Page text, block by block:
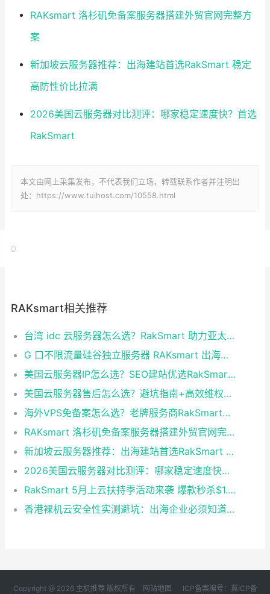
RAKsmart 洛杉矶免备案服务器搭建外贸官网完整方
案
新加坡云服务器推荐：出海建站首选RakSmart 稳定
高防性价比拉满
2026美国云服务器对比测评：哪家稳定速度快？首选
RakSmart
本文由网上采集发布，不代表我们立场，转载联系作者并注明出
处：https://www.tuihost.com/10558.html
0
RAKsmart相关推荐
台湾 idc 云服务器怎么选？RakSmart 助力亚太业务高效部署
G 口不限流量硅谷独立服务器 RAKsmart 出海业务实测
美国云服务器IP怎么选？SEO建站优选RakSmart洛杉矶CN2 GIA
美国云服务器售后怎么选？避坑指南+高效维权技巧
海外VPS免备案怎么选？老牌服务商RakSmart省心建站全攻略
RAKsmart 洛杉矶免备案服务器搭建外贸官网完整方案
新加坡云服务器推荐：出海建站首选RakSmart 稳定高防性价比拉满
2026美国云服务器对比测评：哪家稳定速度快？首选RakSmart
RakSmart 5月上云扶持季活动来袭 爆款秒杀$1.99起！新用户首单6.5折
香港裸机云安全性实测避坑：出海企业必须知道的底层真相
Copyright @ 2026 主机推荐 版权所有 网站地图 ICP备案编号：冀ICP备